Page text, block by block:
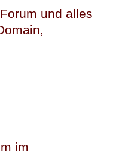
und alles
im